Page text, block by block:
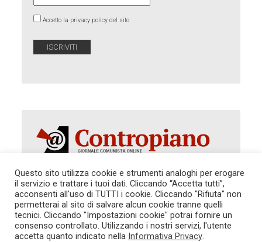
Accetto la privacy policy del sito
Autorizzazione del Tribunale di Roma 286 del 31
dicembre 2014. Direttore Responsabile: Sergio
Cararo. Indirizzo: V.Casalbruciato 27- sc. B - 00159
Tel. 06.640.122.19 -redazione@contropiano.org
Questo sito utilizza cookie e strumenti analoghi per erogare
il servizio e trattare i tuoi dati. Cliccando “Accetta tutti”,
acconsenti all'uso di TUTTI i cookie. Cliccando "Rifiuta" non
permetterai al sito di salvare alcun cookie tranne quelli
tecnici. Cliccando "Impostazioni cookie" potrai fornire un
consenso controllato. Utilizzando i nostri servizi, l'utente
accetta quanto indicato nella Informativa Privacy.